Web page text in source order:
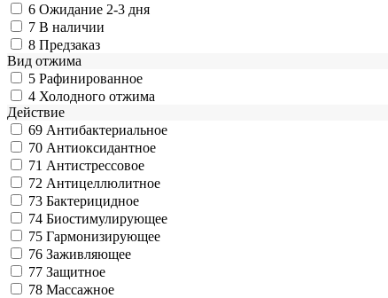
6 Ожидание 2-3 дня
7 В наличии
8 Предзаказ
Вид отжима
5 Рафинированное
4 Холодного отжима
Действие
69 Антибактериальное
70 Антиоксидантное
71 Антистрессовое
72 Антицеллюлитное
73 Бактерицидное
74 Биостимулирующее
75 Гармонизирующее
76 Заживляющее
77 Защитное
78 Массажное